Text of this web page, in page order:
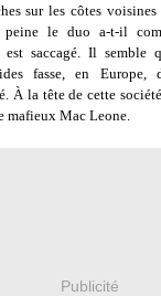
sur les côtes
le duo a-t-il
est saccagé. Il semble
fasse, en Europe,
À la tête de cette
mafieux Mac Leone.
Publicité